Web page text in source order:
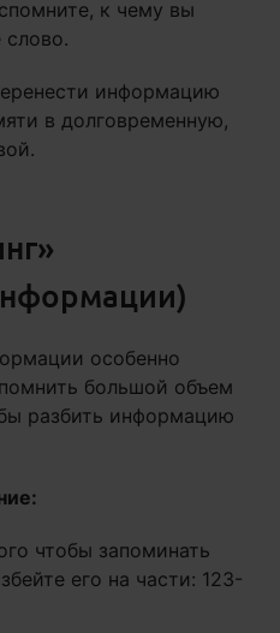
к чему вы
слово.
информацию
в долговременную,
особенно
большой объем
разбить информацию
чтобы запоминать
его на части: 123-